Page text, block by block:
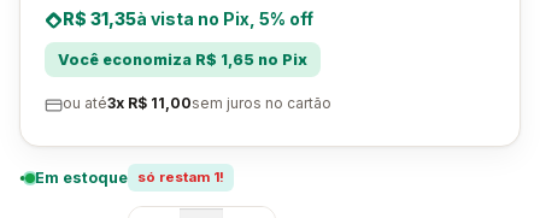
R$ 31,35à vista no Pix, 5% off
Você economiza R$ 1,65 no Pix
ou até3x R$ 11,00sem juros no cartão
Em estoque só restam 1!